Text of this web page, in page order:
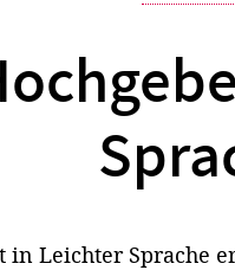
in Leichter Sprache